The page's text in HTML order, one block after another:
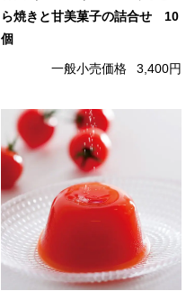
ら焼きと甘美菓子の詰合せ 10
個
一般小売価格 3,400円